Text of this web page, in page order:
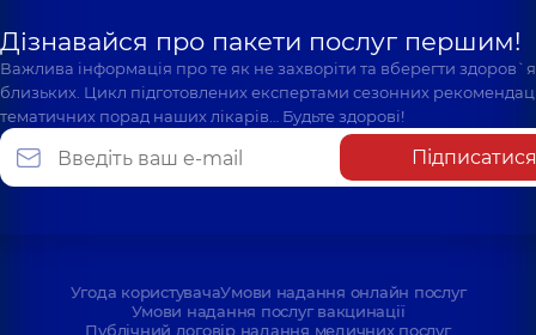
Дізнавайся про пакети послуг першим!
Важлива інформація про те як не захворіти та вберегти
близьких. Цикл підготовлених експертами сезонних
тематичних порад наших лікарів… Будьте здорові!
Підписатися
Угода користувачаУмови надання онлайн послуг
Умови надання послуг вакцинації
Публічний договір надання медичних послуг